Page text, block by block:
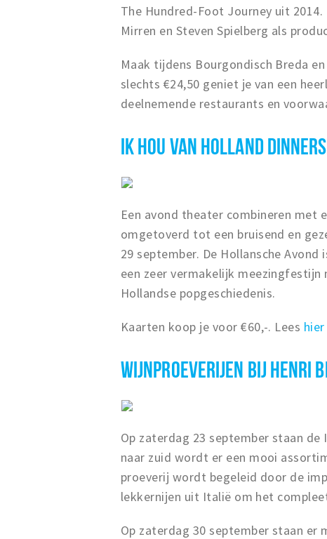
The Hundred-Foot Journey uit
Mirren en Steven Spielberg als
Maak tijdens Bourgondisch Breda
slechts €24,50 geniet je van een
deelnemende restaurants en
IK HOU VAN HOLLAND
Een avond theater combineren met
omgetoverd tot een bruisend en
29 september. De Hollansche
een zeer vermakelijk
Hollandse popgeschiedenis.
Kaarten koop je voor €60,-. Lees hier
WIJNPROEVERIJEN BIJ HENRI
Op zaterdag 23 september staan
naar zuid wordt er een mooi
proeverij wordt begeleid door de
lekkernijen uit Italië om het
Op zaterdag 30 september staan